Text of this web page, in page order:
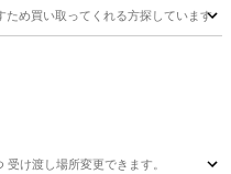
め買い取ってくれる方探しています
け渡し場所変更できます。